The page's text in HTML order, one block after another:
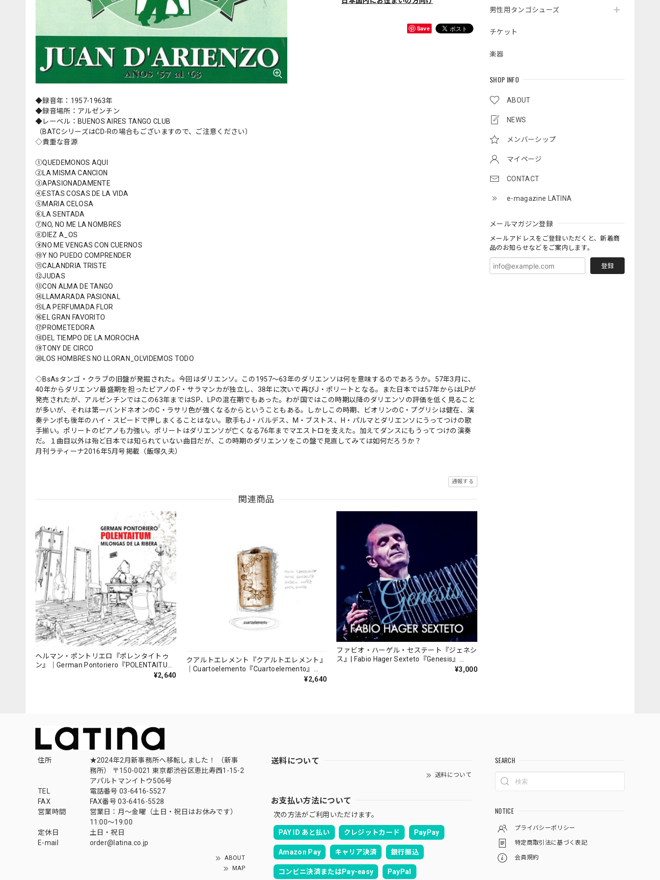
男性用タンゴシューズ
チケット
楽器
SHOP INFO
ABOUT
NEWS
メンバーシップ
マイページ
CONTACT
e-magazine LATINA
メールマガジン登録
メールアドレスをご登録いただくと、新着商
品のお知らせなどをご案内します。
登録
Save
◆録音年：1957-1963年
◆録音場所：アルゼンチン
◆レーベル：BUENOS AIRES TANGO CLUB
（BATCシリーズはCD-Rの場合もございますので、ご注意ください）
◇貴重な音源
①QUEDEMONOS AQUI
②LA MISMA CANCION
③APASIONADAMENTE
④ESTAS COSAS DE LA VIDA
⑤MARIA CELOSA
⑥LA SENTADA
⑦NO, NO ME LA NOMBRES
⑧DIEZ A_OS
⑨NO ME VENGAS CON CUERNOS
⑩Y NO PUEDO COMPRENDER
⑪CALANDRIA TRISTE
⑫JUDAS
⑬CON ALMA DE TANGO
⑭LLAMARADA PASIONAL
⑮LA PERFUMADA FLOR
⑯EL GRAN FAVORITO
⑰PROMETEDORA
⑱DEL TIEMPO DE LA MOROCHA
⑲TONY DE CIRCO
⑳LOS HOMBRES NO LLORAN_OLVIDEMOS TODO
◇BsAsタンゴ・クラブの旧盤が発掘された。今回はダリエンソ。この1957〜63年のダリエンソは何を意味するのであろうか。57年3月に、
40年からダリエンソ最盛期を担ったピアノのF・サラマンカが独立し、38年に次いで再びJ・ポリートとなる。また日本では57年からはLPが
発売されたが、アルゼンチンではこの63年まではSP、LPの混在期でもあった。わが国ではこの時期以降のダリエンソの評価を低く見ること
が多いが、それは第一バンドネオンのC・ラサリ色が強くなるからということもある。しかしこの時期、ビオリンのC・プグリシは健在、演
奏テンポも後年のハイ・スピードで押しまくることはない。歌手もJ・バルデス、M・ブストス、H・パルマとダリエンソにうってつけの歌
手揃い。ポリートのピアノも力強い。ポリートはダリエンソが亡くなる76年までマエストロを支えた。加えてダンスにもうってつけの演奏
だ。１曲目以外は殆ど日本では知られていない曲目だが、この時期のダリエンソをこの盤で見直してみては如何だろうか？
月刊ラティーナ2016年5月号掲載（飯塚久夫）
通報する
関連商品
ヘルマン・ポントリエロ『ポレンタイトゥ
ン』｜German Pontoriero『POLENTAITUM
¥2,640
クアルトエレメント『クアルトエレメント』
｜Cuartoelemento『Cuartoelemento』
¥2,640
ファビオ・ハーゲル・セステート『ジェネシ
ス』| Fabio Hager Sexteto『Genesis』
¥3,000
住所
★2024年2月新事務所へ移転しました！ （新事
務所） 〒150-0021 東京都渋谷区恵比寿西1-15-2
アパルトマンイトウ506号
TEL
電話番号 03-6416-5527
FAX
FAX番号 03-6416-5528
営業時間
営業日：月〜金曜（土日・祝日はお休みです）
11:00〜19:00
定休日
土日・祝日
E-mail
order@latina.co.jp
ABOUT
MAP
送料について
送料について
お支払い方法について
次の方法がご利用いただけます。
PAY ID あと払い クレジットカード PayPay
Amazon Pay キャリア決済 銀行振込
コンビニ決済またはPay-easy PayPal
SEARCH
NOTICE
プライバシーポリシー
特定商取引法に基づく表記
会員規約